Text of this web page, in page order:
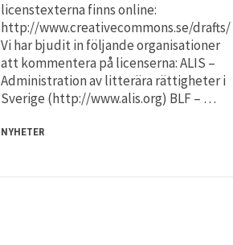
licenstexterna finns online:
http://www.creativecommons.se/drafts/
Vi har bjudit in följande organisationer
att kommentera på licenserna: ALIS –
Administration av litterära rättigheter i
Sverige (http://www.alis.org) BLF – …
NYHETER